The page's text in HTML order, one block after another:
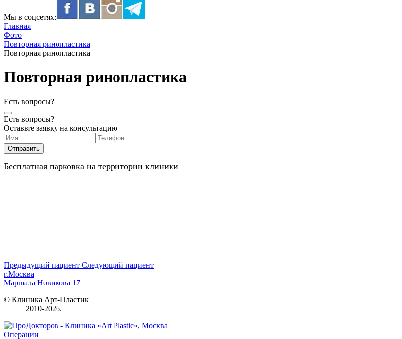
Мы в соцсетях:
Главная
Фото
Повторная ринопластика
Повторная ринопластика
Повторная ринопластика
Есть вопросы?
Есть вопросы?
Оставьте заявку на консультацию
Бесплатная парковка на территории клиники
Предыдущий пациент Следующий пациент
г.Москва
Маршала Новикова 17
© Клиника Арт-Пластик
2010-2026.
Операции